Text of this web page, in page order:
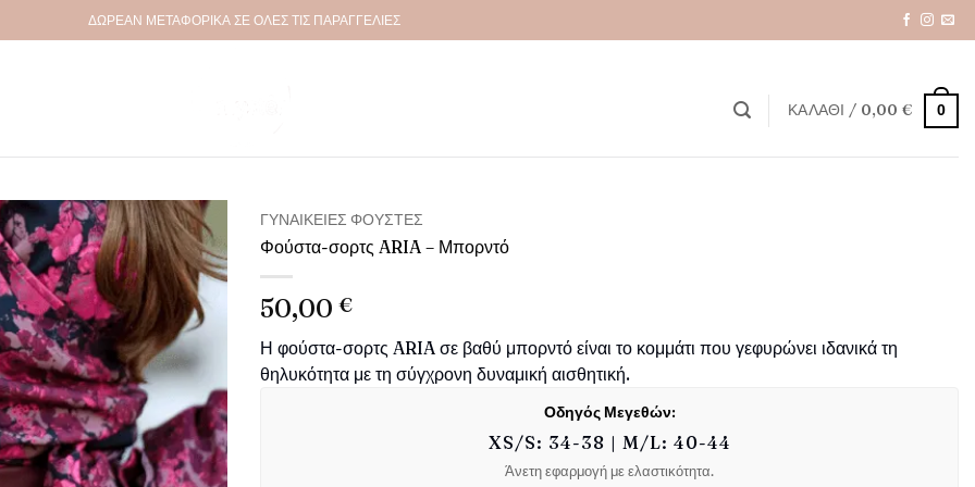
ΔΩΡΕΑΝ ΜΕΤΑΦΟΡΙΚΑ ΣΕ ΟΛΕΣ ΤΙΣ ΠΑΡΑΓΓΕΛΙΕΣ
ΚΑΛΆΘΙ / 0,00€ 0
Πρόσθήκη
στην λίστα
επιθυμιών
ΓΥΝΑΙΚΕΊΕΣ ΦΟΎΣΤΕΣ
Φούστα-σορτς ARIA – Μπορντό
50,00 €
Η φούστα-σορτς ARIA σε βαθύ μπορντό είναι το κομμάτι που γεφυρώνει ιδανικά τη
θηλυκότητα με τη σύγχρονη δυναμική αισθητική.
Οδηγός Μεγεθών:
XS/S: 34-38 | M/L: 40-44
Άνετη εφαρμογή με ελαστικότητα.